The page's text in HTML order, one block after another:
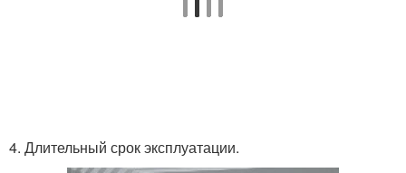
4. Длительный срок эксплуатации.